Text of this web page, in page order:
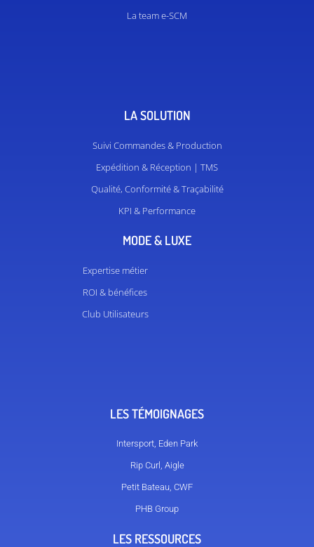
La team e-SCM
LA SOLUTION
Suivi Commandes & Production
Expédition & Réception | TMS
Qualité, Conformité & Traçabilité
KPI & Performance
MODE & LUXE
Expertise métier
ROI & bénéfices
Club Utilisateurs
LES TÉMOIGNAGES
Intersport, Eden Park
Rip Curl, Aigle
Petit Bateau, CWF
PHB Group
LES RESSOURCES